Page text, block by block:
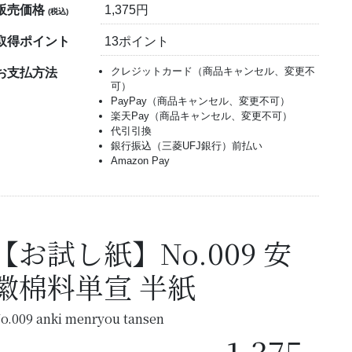
売価格(税込) 1,375円
得ポイント 13ポイント
支払方法
クレジットカード（商品キャンセル、変更不
可）
PayPay（商品キャンセル、変更不可）
楽天Pay（商品キャンセル、変更不可）
代引引換
銀行振込（三菱UFJ銀行）前払い
Amazon Pay
お試し紙】No.009 安
棉料単宣 半紙
anki menryou tansen